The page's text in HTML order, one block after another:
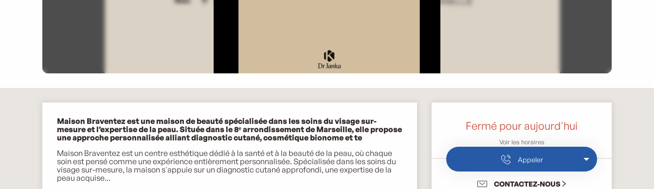
Ouverture et
Fermé pour aujourd'hui
Voir les horaires
Appeler
CONTACTEZ-NOUS
Description
Maison Braventez est une maison de beauté spécialisée dans les soins du visage sur-
mesure et l’expertise de la peau. Située dans le 8ᵉ arrondissement de Marseille, elle propose
une approche personnalisée alliant diagnostic cutané, cosmétique bionome et te
Maison Braventez est un centre esthétique dédié à la santé et à la beauté de la peau, où chaque
soin est pensé comme une expérience entièrement personnalisée. Spécialisée dans les soins du
visage sur-mesure, la maison s'appuie sur un diagnostic cutané approfondi, une expertise de la
peau acquise...